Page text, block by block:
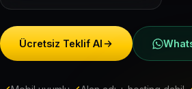
Ücretsiz Teklif Al